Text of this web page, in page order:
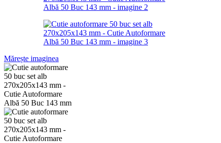
Mărește imaginea